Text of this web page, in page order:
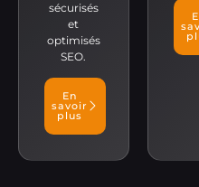
sécurisés
et
optimisés
SEO.
En
savoir
plus